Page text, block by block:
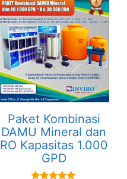
Paket Kombinasi
DAMU Mineral dan
RO Kapasitas 1.000
GPD